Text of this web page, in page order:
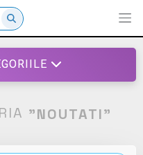
"NOUTATI"